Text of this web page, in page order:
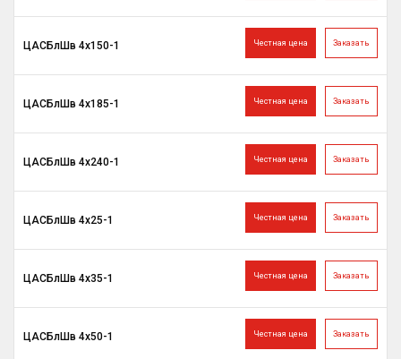
Заказать
Честная цена
ЦАСБлШв 4х150-1
Заказать
Честная цена
ЦАСБлШв 4х185-1
Заказать
Честная цена
ЦАСБлШв 4х240-1
Заказать
Честная цена
ЦАСБлШв 4х25-1
Заказать
Честная цена
ЦАСБлШв 4х35-1
Заказать
Честная цена
ЦАСБлШв 4х50-1